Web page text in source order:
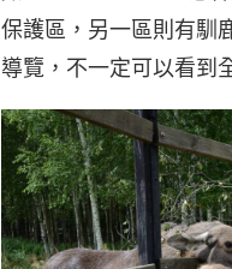
保護區，另一區則有馴
導覽，不一定可以看到